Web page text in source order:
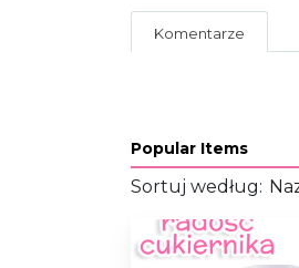
Komentarze
Popular Items
Sortuj według: